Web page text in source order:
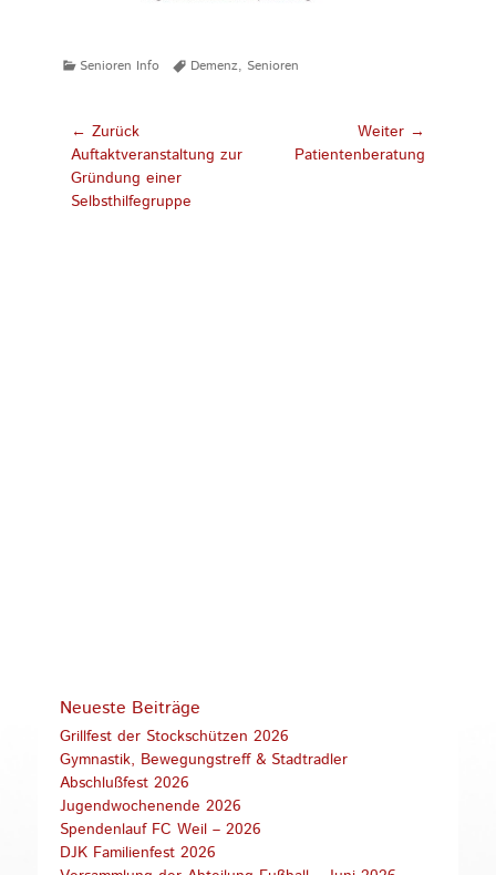
Kategorien
Senioren Info TagsDemenz, Senioren
Beitragsnavigation
← Zurück
Vorhergehender
Beitrag:
Auftaktveranstaltung zur
Gründung einer
Selbsthilfegruppe
Weiter →
NächsterPatientenberatung
Neueste Beiträge
Grillfest der Stockschützen 2026
Gymnastik, Bewegungstreff & Stadtradler
Abschlußfest 2026
Jugendwochenende 2026
Spendenlauf FC Weil – 2026
DJK Familienfest 2026